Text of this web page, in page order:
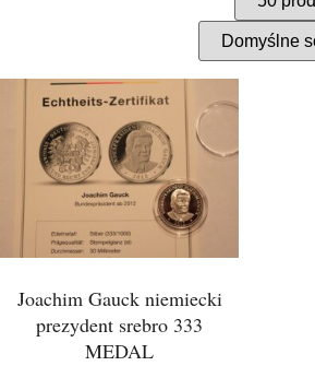
Joachim Gauck niemiecki
prezydent srebro 333
MEDAL